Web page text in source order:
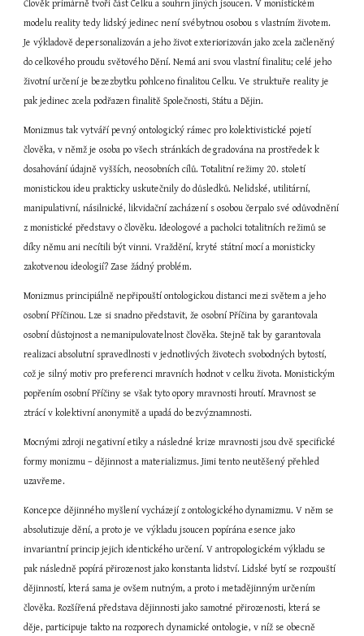
Člověk primárně tvoří část Celku a souhrn jiných jsoucen. V monistickém
modelu reality tedy lidský jedinec není svébytnou osobou s vlastním životem.
Je výkladově depersonalizován a jeho život exteriorizován jako zcela začleněný
do celkového proudu světového Dění. Nemá ani svou vlastní finalitu; celé jeho
životní určení je bezezbytku pohlceno finalitou Celku. Ve struktuře reality je
pak jedinec zcela podřazen finalitě Společnosti, Státu a Dějin.
Monizmus tak vytváří pevný ontologický rámec pro kolektivistické pojetí
člověka, v němž je osoba po všech stránkách degradována na prostředek k
dosahování údajně vyšších, neosobních cílů. Totalitní režimy 20. století
monistickou ideu prakticky uskutečnily do důsledků. Nelidské, utilitární,
manipulativní, násilnické, likvidační zacházení s osobou čerpalo své odůvodnění
z monistické představy o člověku. Ideologové a pacholci totalitních režimů se
díky němu ani necítili být vinni. Vraždění, kryté státní mocí a monisticky
zakotvenou ideologií? Zase žádný problém.
Monizmus principiálně nepřipouští ontologickou distanci mezi světem a jeho
osobní Příčinou. Lze si snadno představit, že osobní Příčina by garantovala
osobní důstojnost a nemanipulovatelnost člověka. Stejně tak by garantovala
realizaci absolutní spravedlnosti v jednotlivých životech svobodných bytostí,
což je silný motiv pro preferenci mravních hodnot v celku života. Monistickým
popřením osobní Příčiny se však tyto opory mravnosti hroutí. Mravnost se
ztrácí v kolektivní anonymitě a upadá do bezvýznamnosti.
Mocnými zdroji negativní etiky a následné krize mravnosti jsou dvě specifické
formy monizmu – dějinnost a materializmus. Jimi tento neutěšený přehled
uzavřeme.
Koncepce dějinného myšlení vycházejí z ontologického dynamizmu. V něm se
absolutizuje dění, a proto je ve výkladu jsoucen popírána esence jako
invariantní princip jejich identického určení. V antropologickém výkladu se
pak následně popírá přirozenost jako konstanta lidství. Lidské bytí se rozpouští
dějinností, která sama je ovšem nutným, a proto i metadějinným určením
člověka. Rozšířená představa dějinnosti jako samotné přirozenosti, která se
děje, participuje takto na rozporech dynamické ontologie, v níž se obecně